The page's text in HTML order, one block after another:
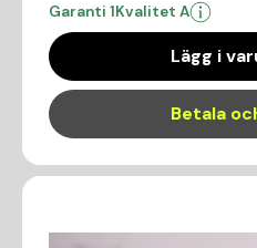
Garanti 1Kvalitet A
Lägg i
Betala